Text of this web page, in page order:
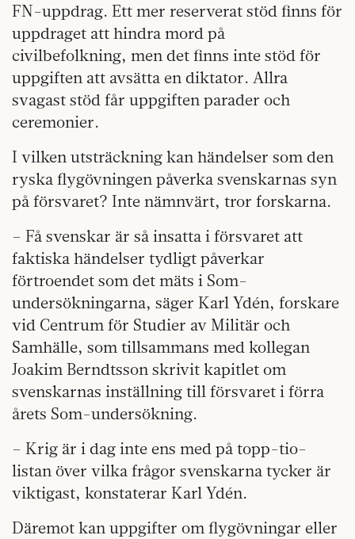
FN-uppdrag. Ett mer reserverat stöd finns för
uppdraget att hindra mord på
civilbefolkning, men det finns inte stöd för
uppgiften att avsätta en diktator. Allra
svagast stöd får uppgiften parader och
ceremonier.
I vilken utsträckning kan händelser som den
ryska flygövningen påverka svenskarnas syn
på försvaret? Inte nämnvärt, tror forskarna.
– Få svenskar är så insatta i försvaret att
faktiska händelser tydligt påverkar
förtroendet som det mäts i Som-
undersökningarna, säger Karl Ydén, forskare
vid Centrum för Studier av Militär och
Samhälle, som tillsammans med kollegan
Joakim Berndtsson skrivit kapitlet om
svenskarnas inställning till försvaret i förra
årets Som-undersökning.
– Krig är i dag inte ens med på topp-tio-
listan över vilka frågor svenskarna tycker är
viktigast, konstaterar Karl Ydén.
Däremot kan uppgifter om flygövningar eller